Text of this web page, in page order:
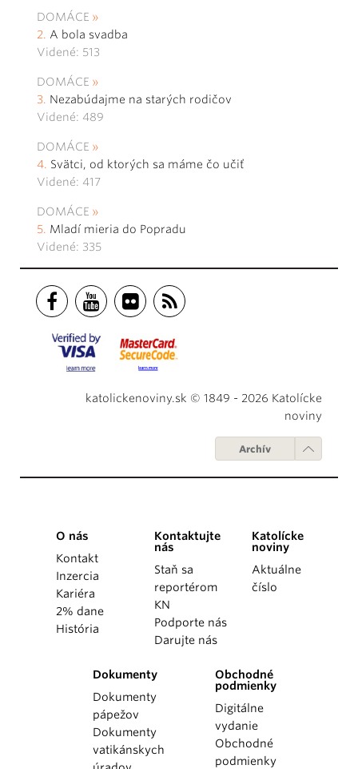
DOMÁCE
A bola svadba
Videné: 513
DOMÁCE
Nezabúdajme na starých rodičov
Videné: 489
DOMÁCE
Svätci, od ktorých sa máme čo učiť
Videné: 417
DOMÁCE
Mladí mieria do Popradu
Videné: 335
katolickenoviny.sk © 1849 - 2026 Katolícke
noviny
Archív
O nás
Kontakt
Inzercia
Kariéra
2% dane
História
Kontaktujte
nás
Staň sa
reportérom
KN
Podporte nás
Darujte nás
Katolícke
noviny
Aktuálne
číslo
Dokumenty
Dokumenty
pápežov
Dokumenty
vatikánskych
Obchodné
podmienky
Digitálne
vydanie
Obchodné
podmienky